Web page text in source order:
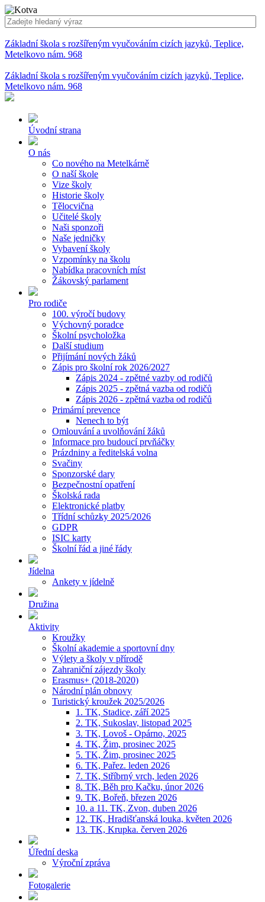
Základní škola s rozšířeným vyučováním cizích jazyků, Teplice,
Metelkovo nám. 968
Základní škola s rozšířeným vyučováním cizích jazyků, Teplice,
Metelkovo nám. 968
Úvodní strana
O nás
Co nového na Metelkárně
O naší škole
Vize školy
Historie školy
Tělocvična
Učitelé školy
Naši sponzoři
Naše jedničky
Vybavení školy
Vzpomínky na školu
Nabídka pracovních míst
Žákovský parlament
Pro rodiče
100. výročí budovy
Výchovný poradce
Školní psycholožka
Další studium
Přijímání nových žáků
Zápis pro školní rok 2026/2027
Zápis 2024 - zpětné vazby od rodičů
Zápis 2025 - zpětná vazba od rodičů
Zápis 2026 - zpětná vazba od rodičů
Primární prevence
Nenech to být
Omlouvání a uvolňování žáků
Informace pro budoucí prvňáčky
Prázdniny a ředitelská volna
Svačiny
Sponzorské dary
Bezpečnostní opatření
Školská rada
Elektronické platby
Třídní schůzky 2025/2026
GDPR
ISIC karty
Školní řád a jiné řády
Jídelna
Ankety v jídelně
Družina
Aktivity
Kroužky
Školní akademie a sportovní dny
Výlety a školy v přírodě
Zahraniční zájezdy školy
Erasmus+ (2018-2020)
Národní plán obnovy
Turistický kroužek 2025/2026
1. TK, Stadice, září 2025
2. TK, Sukoslav, listopad 2025
3. TK, Lovoš - Opárno, 2025
4. TK, Žim, prosinec 2025
5. TK, Žim, prosinec 2025
6. TK, Pařez. leden 2026
7. TK, Stříbrný vrch, leden 2026
8. TK, Běh pro Kačku, únor 2026
9. TK, Bořeň, březen 2026
10. a 11. TK, Zvon, duben 2026
12. TK, Hradišťanská louka, květen 2026
13. TK, Krupka. červen 2026
Úřední deska
Výroční zpráva
Fotogalerie